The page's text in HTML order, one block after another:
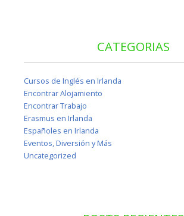
CATEGORIAS
Cursos de Inglés en Irlanda
Encontrar Alojamiento
Encontrar Trabajo
Erasmus en Irlanda
Españoles en Irlanda
Eventos, Diversión y Más
Uncategorized